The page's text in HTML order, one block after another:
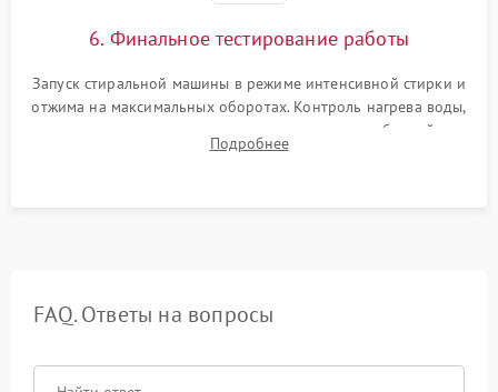
6. Финальное тестирование работы
Запуск стиральной машины в режиме интенсивной стирки и
отжима на максимальных оборотах. Контроль нагрева воды,
корректности слива, отсутствия излишних вибраций,
посторонних стуков и протечек под корпусом.
Подробнее
FAQ. Ответы на вопросы